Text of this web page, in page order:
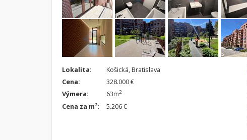
Lokalita:
Košická, Bratislava
Cena:
328.000 €
Výmera:
63m2
Cena za m2: 5.206 €